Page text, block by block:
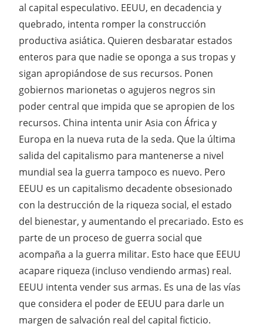
al capital especulativo. EEUU, en decadencia y
quebrado, intenta romper la construcción
productiva asiática. Quieren desbaratar estados
enteros para que nadie se oponga a sus tropas y
sigan apropiándose de sus recursos. Ponen
gobiernos marionetas o agujeros negros sin
poder central que impida que se apropien de los
recursos. China intenta unir Asia con África y
Europa en la nueva ruta de la seda. Que la última
salida del capitalismo para mantenerse a nivel
mundial sea la guerra tampoco es nuevo. Pero
EEUU es un capitalismo decadente obsesionado
con la destrucción de la riqueza social, el estado
del bienestar, y aumentando el precariado. Esto es
parte de un proceso de guerra social que
acompaña a la guerra militar. Esto hace que EEUU
acapare riqueza (incluso vendiendo armas) real.
EEUU intenta vender sus armas. Es una de las vías
que considera el poder de EEUU para darle un
margen de salvación real del capital ficticio.